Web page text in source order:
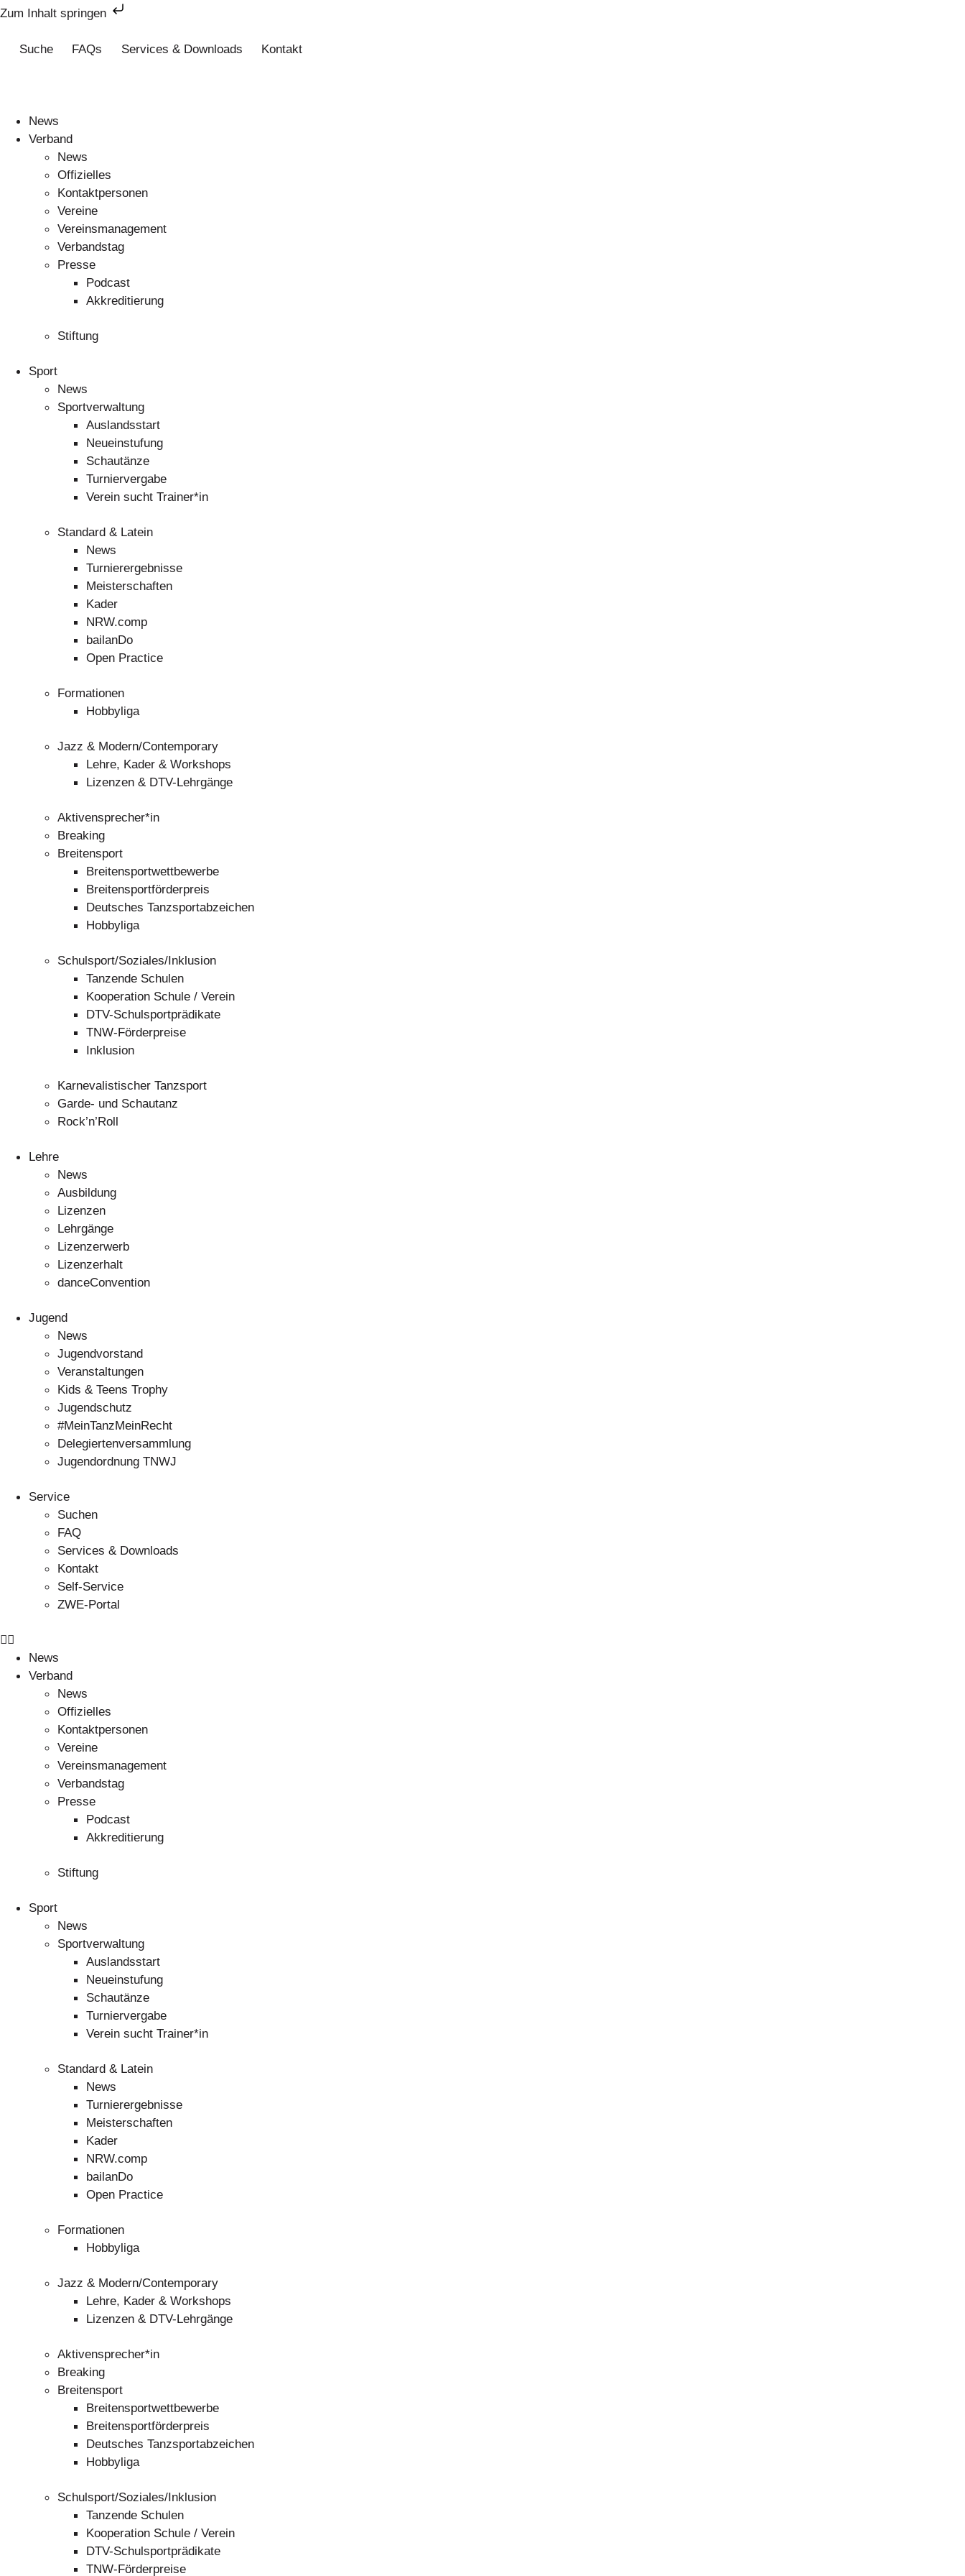
Zum Inhalt springen
Suche FAQs Services & Downloads Kontakt
News
Verband
News
Offizielles
Kontaktpersonen
Vereine
Vereinsmanagement
Verbandstag
Presse
Podcast
Akkreditierung
Stiftung
Sport
News
Sportverwaltung
Auslandsstart
Neueinstufung
Schautänze
Turniervergabe
Verein sucht Trainer*in
Standard & Latein
News
Turnierergebnisse
Meisterschaften
Kader
NRW.comp
bailanDo
Open Practice
Formationen
Hobbyliga
Jazz & Modern/Contemporary
Lehre, Kader & Workshops
Lizenzen & DTV-Lehrgänge
Aktivensprecher*in
Breaking
Breitensport
Breitensportwettbewerbe
Breitensportförderpreis
Deutsches Tanzsportabzeichen
Hobbyliga
Schulsport/Soziales/Inklusion
Tanzende Schulen
Kooperation Schule / Verein
DTV-Schulsportprädikate
TNW-Förderpreise
Inklusion
Karnevalistischer Tanzsport
Garde- und Schautanz
Rock’n’Roll
Lehre
News
Ausbildung
Lizenzen
Lehrgänge
Lizenzerwerb
Lizenzerhalt
danceConvention
Jugend
News
Jugendvorstand
Veranstaltungen
Kids & Teens Trophy
Jugendschutz
#MeinTanzMeinRecht
Delegiertenversammlung
Jugendordnung TNWJ
Service
Suchen
FAQ
Services & Downloads
Kontakt
Self-Service
ZWE-Portal
News
Verband
News
Offizielles
Kontaktpersonen
Vereine
Vereinsmanagement
Verbandstag
Presse
Podcast
Akkreditierung
Stiftung
Sport
News
Sportverwaltung
Auslandsstart
Neueinstufung
Schautänze
Turniervergabe
Verein sucht Trainer*in
Standard & Latein
News
Turnierergebnisse
Meisterschaften
Kader
NRW.comp
bailanDo
Open Practice
Formationen
Hobbyliga
Jazz & Modern/Contemporary
Lehre, Kader & Workshops
Lizenzen & DTV-Lehrgänge
Aktivensprecher*in
Breaking
Breitensport
Breitensportwettbewerbe
Breitensportförderpreis
Deutsches Tanzsportabzeichen
Hobbyliga
Schulsport/Soziales/Inklusion
Tanzende Schulen
Kooperation Schule / Verein
DTV-Schulsportprädikate
TNW-Förderpreise